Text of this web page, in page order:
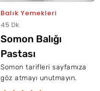
Balık Yemekleri
45 Dk
Somon Balığı
Pastası
Somon tarifleri sayfamıza
göz atmayı unutmayın.